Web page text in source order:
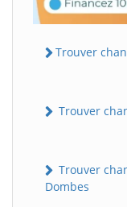
Trouver
Trouver
Trouver
Dombes